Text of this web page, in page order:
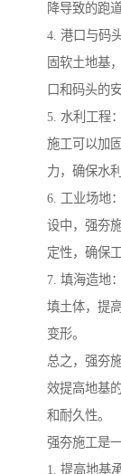
降导致的跑
4. 港口与码
固软土地基
口和码头的
5. 水利工程
施工可以加
力，确保水
6. 工业场地
设中，强夯
定性，确保
7. 填海造地
填土体，提
变形。
总之，强夯
效提高地基
和耐久性。
强夯施工是
1. 提高地基